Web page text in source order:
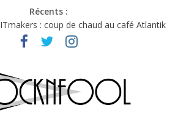
Récents :
: coup de chaud au café Atlantik
: température et émotions en hausse
de choisir entre chaleur et bonne
Festival : entre bière, métal et
: la leçon de pop du Professeur Puth